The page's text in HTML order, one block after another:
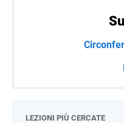
LEZIONI PIÙ CERCATE